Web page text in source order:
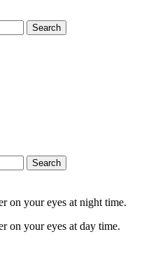
Search
Search
on your eyes at night time.
on your eyes at day time.